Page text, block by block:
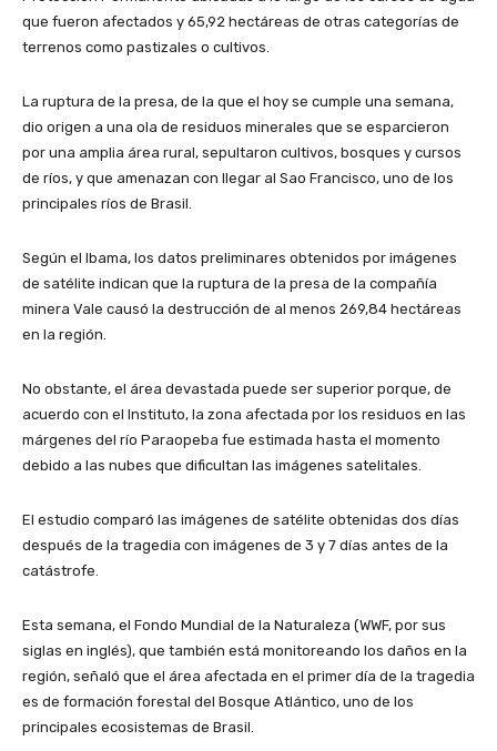
que fueron afectados y 65,92 hectáreas de otras categorías de
terrenos como pastizales o cultivos.
La ruptura de la presa, de la que el hoy se cumple una semana,
dio origen a una ola de residuos minerales que se esparcieron
por una amplia área rural, sepultaron cultivos, bosques y cursos
de ríos, y que amenazan con llegar al Sao Francisco, uno de los
principales ríos de Brasil.
Según el Ibama, los datos preliminares obtenidos por imágenes
de satélite indican que la ruptura de la presa de la compañía
minera Vale causó la destrucción de al menos 269,84 hectáreas
en la región.
No obstante, el área devastada puede ser superior porque, de
acuerdo con el Instituto, la zona afectada por los residuos en las
márgenes del río Paraopeba fue estimada hasta el momento
debido a las nubes que dificultan las imágenes satelitales.
El estudio comparó las imágenes de satélite obtenidas dos días
después de la tragedia con imágenes de 3 y 7 días antes de la
catástrofe.
Esta semana, el Fondo Mundial de la Naturaleza (WWF, por sus
siglas en inglés), que también está monitoreando los daños en la
región, señaló que el área afectada en el primer día de la tragedia
es de formación forestal del Bosque Atlántico, uno de los
principales ecosistemas de Brasil.